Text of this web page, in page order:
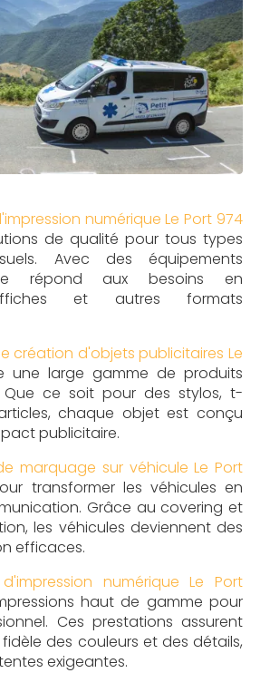
numérique Le Port 974
de qualité pour tous types
Avec des équipements
répond aux besoins en
et autres formats
création d'objets publicitaires Le
une large gamme de produits
Que ce soit pour des stylos, t-
chaque objet est conçu
publicitaire.
marquage sur véhicule Le Port
transformer les véhicules en
Grâce au covering et
les véhicules deviennent des
efficaces.
numérique Le Port
haut de gamme pour
Ces prestations assurent
des couleurs et des détails,
exigeantes.